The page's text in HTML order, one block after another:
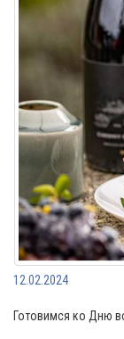
12.02.2024
Готовимся ко Дню